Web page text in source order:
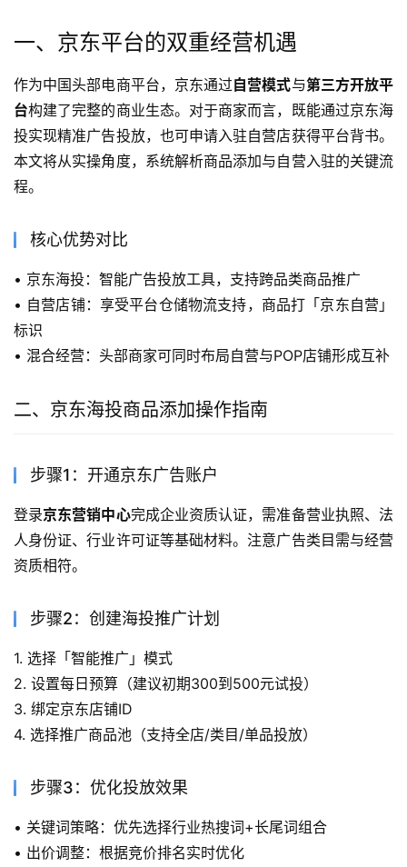
一、京东平台的双重经营机遇
作为中国头部电商平台，京东通过自营模式与第三方开放平
台构建了完整的商业生态。对于商家而言，既能通过京东海
投实现精准广告投放，也可申请入驻自营店获得平台背书。
本文将从实操角度，系统解析商品添加与自营入驻的关键流
程。
核心优势对比
• 京东海投：智能广告投放工具，支持跨品类商品推广
• 自营店铺：享受平台仓储物流支持，商品打「京东自营」
标识
• 混合经营：头部商家可同时布局自营与POP店铺形成互补
二、京东海投商品添加操作指南
步骤1：开通京东广告账户
登录京东营销中心完成企业资质认证，需准备营业执照、法
人身份证、行业许可证等基础材料。注意广告类目需与经营
资质相符。
步骤2：创建海投推广计划
1. 选择「智能推广」模式
2. 设置每日预算（建议初期300到500元试投）
3. 绑定京东店铺ID
4. 选择推广商品池（支持全店/类目/单品投放）
步骤3：优化投放效果
• 关键词策略：优先选择行业热搜词+长尾词组合
• 出价调整：根据竞价排名实时优化